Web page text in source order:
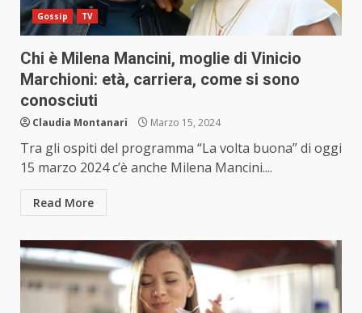
Gossip TV
Chi è Milena Mancini, moglie di Vinicio
Marchioni: età, carriera, come si sono
conosciuti
Claudia Montanari Marzo 15, 2024
Tra gli ospiti del programma “La volta buona” di oggi
15 marzo 2024 c’è anche Milena Mancini....
Read More